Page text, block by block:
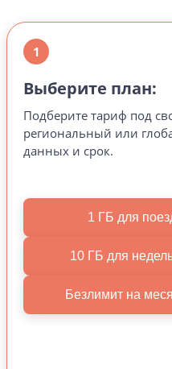
1
Выберите план:
Подберите тариф под
региональный или
данных и срок.
1 ГБ для
10 ГБ для
Безлимит на